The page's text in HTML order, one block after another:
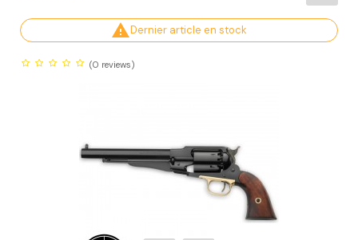
Dernier article en stock
(0 reviews)